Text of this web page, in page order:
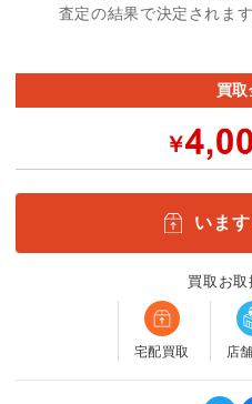
査定の結果で決定されます
買
￥
いま
買取お取
宅配買取 店